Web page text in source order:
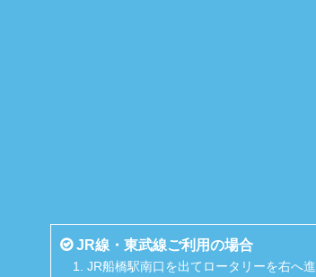
JR線・東武線ご利用の場合
JR船橋駅南口を出てロータリーを右へ進